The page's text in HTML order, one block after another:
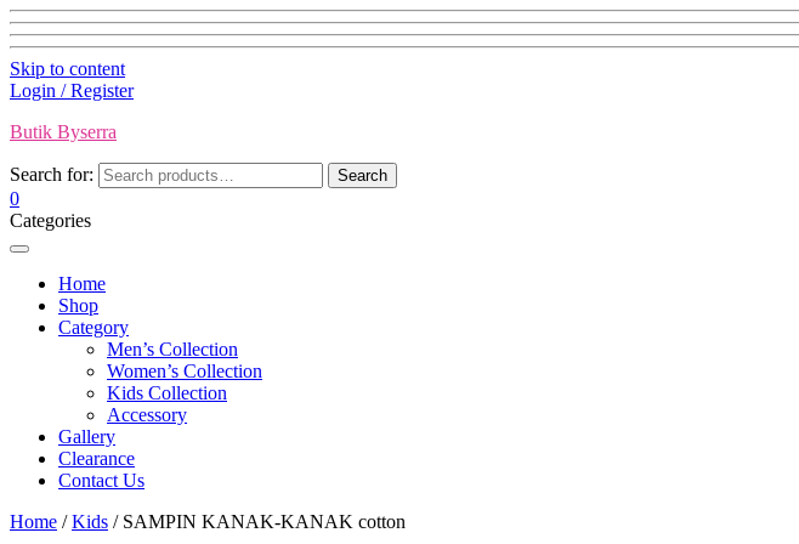
Skip to content
Login / Register
Butik Byserra
Search for: Search
0
Categories
Home
Shop
Category
Men’s Collection
Women’s Collection
Kids Collection
Accessory
Gallery
Clearance
Contact Us
Home /Kids / SAMPIN KANAK-KANAK cotton